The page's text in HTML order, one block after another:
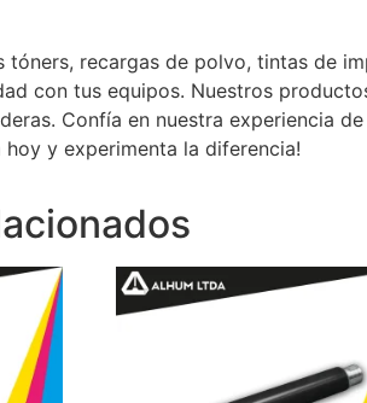
tóners, recargas de polvo, tintas de
con tus equipos. Nuestros
Confía en nuestra experiencia
hoy y experimenta la diferencia!